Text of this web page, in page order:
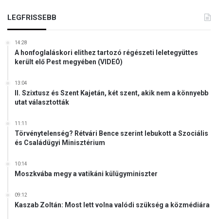
LEGFRISSEBB
14:28
A honfoglaláskori elithez tartozó régészeti leletegyüttes
került elő Pest megyében (VIDEÓ)
13:04
II. Szixtusz és Szent Kajetán, két szent, akik nem a könnyebb
utat választották
11:11
Törvénytelenség? Rétvári Bence szerint lebukott a Szociális
és Családügyi Minisztérium
10:14
Moszkvába megy a vatikáni külügyminiszter
09:12
Kaszab Zoltán: Most lett volna valódi szükség a közmédiára